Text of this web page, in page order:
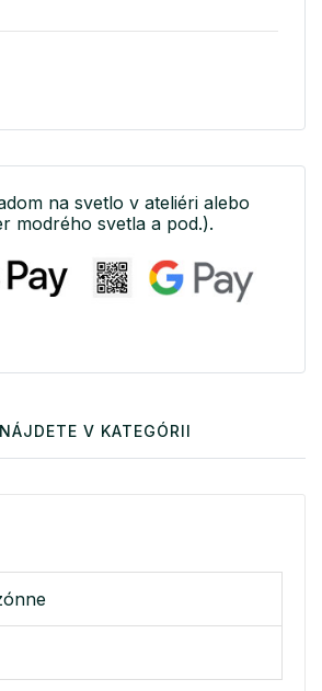
na svetlo v ateliéri alebo
modrého svetla a pod.).
NÁJDETE V KATEGÓRII